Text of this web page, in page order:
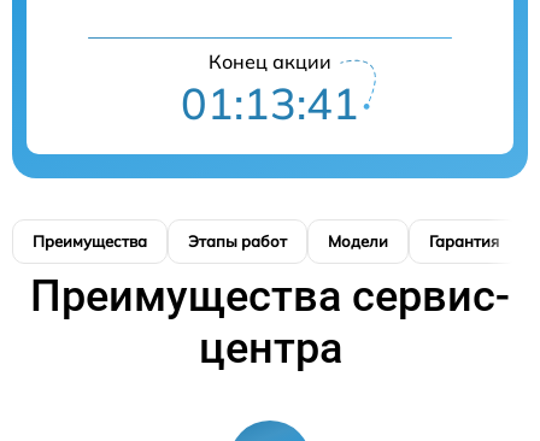
Конец акции
01:13:41
Преимущества Этапы работ Модели Гарантия
Преимущества сервис-
центра